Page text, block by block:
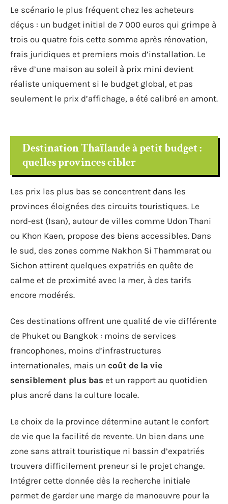
Le scénario le plus fréquent chez les acheteurs
déçus : un budget initial de 7 000 euros qui grimpe à
trois ou quatre fois cette somme après rénovation,
frais juridiques et premiers mois d’installation. Le
rêve d’une maison au soleil à prix mini devient
réaliste uniquement si le budget global, et pas
seulement le prix d’affichage, a été calibré en amont.
Destination Thaïlande à petit budget :
quelles provinces cibler
Les prix les plus bas se concentrent dans les
provinces éloignées des circuits touristiques. Le
nord-est (Isan), autour de villes comme Udon Thani
ou Khon Kaen, propose des biens accessibles. Dans
le sud, des zones comme Nakhon Si Thammarat ou
Sichon attirent quelques expatriés en quête de
calme et de proximité avec la mer, à des tarifs
encore modérés.
Ces destinations offrent une qualité de vie différente
de Phuket ou Bangkok : moins de services
francophones, moins d’infrastructures
internationales, mais un coût de la vie
sensiblement plus bas et un rapport au quotidien
plus ancré dans la culture locale.
Le choix de la province détermine autant le confort
de vie que la facilité de revente. Un bien dans une
zone sans attrait touristique ni bassin d’expatriés
trouvera difficilement preneur si le projet change.
Intégrer cette donnée dès la recherche initiale
permet de garder une marge de manoeuvre pour la